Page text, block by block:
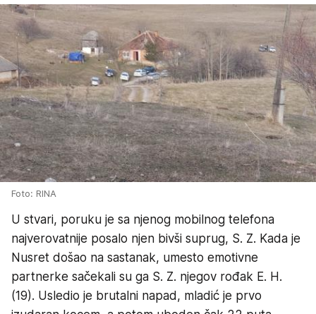
Foto: RINA
U stvari, poruku je sa njenog mobilnog telefona
najverovatnije posalo njen bivši suprug, S. Z. Kada je
Nusret došao na sastanak, umesto emotivne
partnerke sačekali su ga S. Z. njegov rođak E. H.
(19). Usledio je brutalni napad, mladić je prvo